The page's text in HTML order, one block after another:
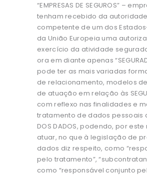
“EMPRESAS DE SEGUROS” –
tenham recebido da autoridade
competente de um dos
da União Europeia uma
exercício da atividade
ora em diante apenas
pode ter as mais variadas
de relacionamento, modelos
de atuação em relação às
com reflexo nas finalidades e
tratamento de dados pessoais
DOS DADOS, podendo, por este
atuar, no que à legislação de
dados diz respeito, como
pelo tratamento”,
como “responsável conjunto